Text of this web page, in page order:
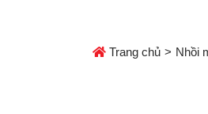
Trang chủ Nhồi